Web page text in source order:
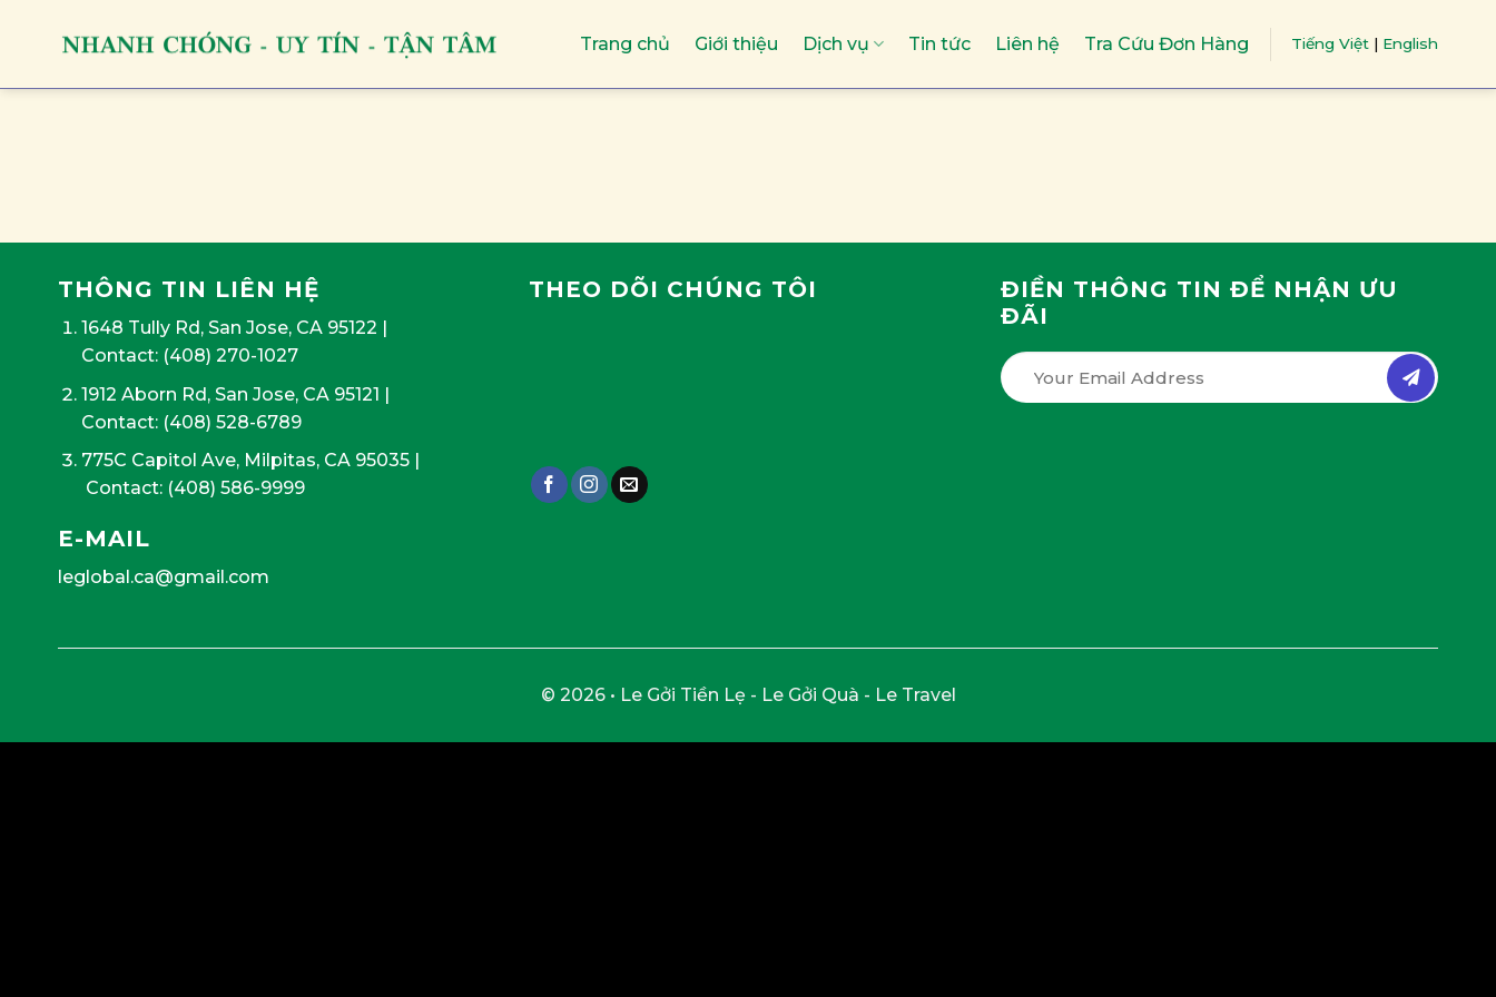
Trang chủ Giới thiệu Dịch vụ Tin tức Liên hệ Tra Cứu Đơn Hàng Tiếng Việt | English
THÔNG TIN LIÊN HỆ
1648 Tully Rd, San Jose, CA 95122 |
Contact: (408) 270-1027
1912 Aborn Rd, San Jose, CA 95121 |
Contact: (408) 528-6789
775C Capitol Ave, Milpitas, CA 95035|
Contact: (408) 586-9999
E-MAIL
leglobal.ca@gmail.com
THEO DÕI CHÚNG TÔI
ĐIỀN THÔNG TIN ĐỂ NHẬN ƯU
ĐÃI
© 2026 • Le Gởi Tiền Lẹ - Le Gởi Quà - Le Travel